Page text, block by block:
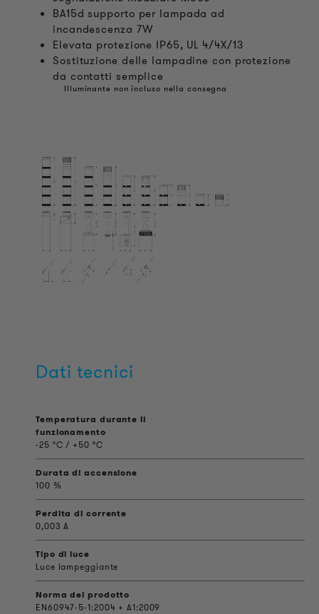
BA15d supporto per lampada ad
incandescenza 7W
Elevata protezione IP65, UL 4/4X/13
Sostituzione delle lampadine con protezione
da contatti semplice
Illuminante non incluso nella consegna
Dati tecnici
Temperatura durante il
funzionamento
-25 °C / +50 °C
Durata di accensione
100 %
Perdita di corrente
0,003 A
Tipo di luce
Luce lampeggiante
Norma del prodotto
EN60947-5-1:2004 + A1:2009